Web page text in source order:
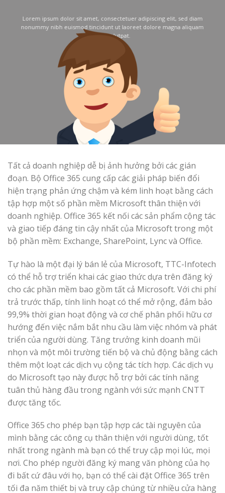
Lorem ipsum dolor sit amet, consectetuer adipiscing elit, sed diam
nonummy nibh euismod tincidunt ut laoreet dolore magna aliquam
erat volutpat.
Tất cả doanh nghiệp dễ bị ảnh hưởng bởi các gián
đoạn. Bộ Office 365 cung cấp các giải pháp biến đổi
hiện trạng phản ứng chậm và kém linh hoạt bằng cách
tập hợp một số phần mềm Microsoft thân thiện với
doanh nghiệp. Office 365 kết nối các sản phẩm cộng tác
và giao tiếp đáng tin cậy nhất của Microsoft trong một
bộ phần mềm: Exchange, SharePoint, Lync và Office.
Tự hào là một đại lý bán lẻ của Microsoft, TTC-Infotech
có thể hỗ trợ triển khai các giao thức dựa trên đăng ký
cho các phần mềm bao gồm tất cả Microsoft. Với chi phí
trả trước thấp, tính linh hoạt có thể mở rộng, đảm bảo
99,9% thời gian hoạt động và cơ chế phân phối hữu cơ
hướng đến việc nắm bắt nhu cầu làm việc nhóm và phát
triển của người dùng. Tăng trưởng kinh doanh mũi
nhọn và một môi trường tiến bộ và chủ động bằng cách
thêm một loạt các dịch vụ cộng tác tích hợp. Các dịch vụ
do Microsoft tạo này được hỗ trợ bởi các tính năng
tuân thủ hàng đầu trong ngành với sức mạnh CNTT
được tăng tốc.
Office 365 cho phép bạn tập hợp các tài nguyên của
mình bằng các công cụ thân thiện với người dùng, tốt
nhất trong ngành mà bạn có thể truy cập mọi lúc, mọi
nơi. Cho phép người đăng ký mang văn phòng của họ
đi bất cứ đâu với họ, bạn có thể cài đặt Office 365 trên
tối đa năm thiết bị và truy cập chúng từ nhiều cửa hàng